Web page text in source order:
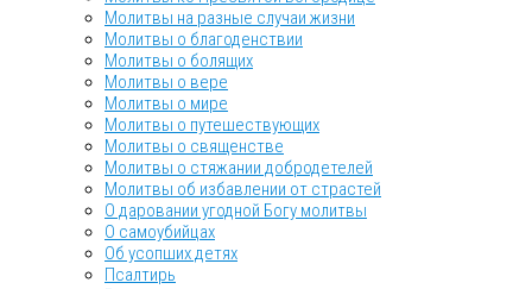
Молитвы на разные случаи жизни
Молитвы о благоденствии
Молитвы о болящих
Молитвы о вере
Молитвы о мире
Молитвы о путешествующих
Молитвы о священстве
Молитвы о стяжании добродетелей
Молитвы об избавлении от страстей
О даровании угодной Богу молитвы
О самоубийцах
Об усопших детях
Псалтирь